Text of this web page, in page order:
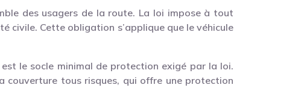
des usagers de la route. La loi impose à tout
civile. Cette obligation s’applique que le véhicule
est le socle minimal de protection exigé par la loi.
couverture tous risques, qui offre une protection